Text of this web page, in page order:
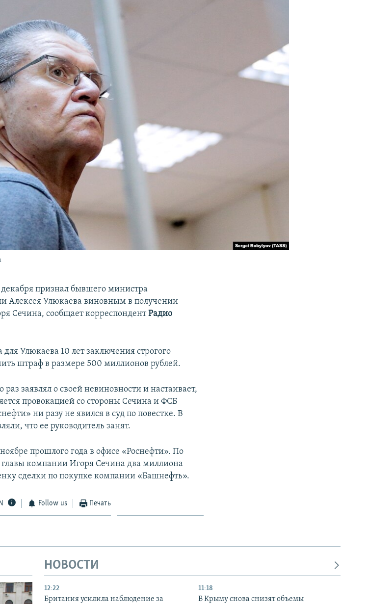
признал бывшего министра
Алексея Улюкаева виновным в получении
Сечина, сообщает корреспондентРадио
Улюкаева 10 лет заключения строгого
штраф в размере 500 миллионов рублей.
заявлял о своей невиновности и настаивает,
провокацией со стороны Сечина и ФСБ
ни разу не явился в суд по повестке. В
что ее руководитель занят.
прошлого года в офисе «Роснефти». По
главы компании Игоря Сечина два миллиона
сделки по покупке компании «Башнефть».
Follow us Печать
НОВОСТИ
12:22
Британия усилила наблюдение за
11:18
В Крыму снова снизят объемы